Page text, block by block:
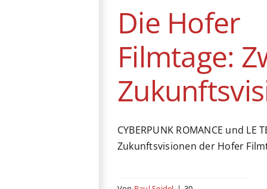
Die Hofer
Filmtage:
CYBERPUNK ROMANCE und LE
Zukunftsvisionen der Hofer